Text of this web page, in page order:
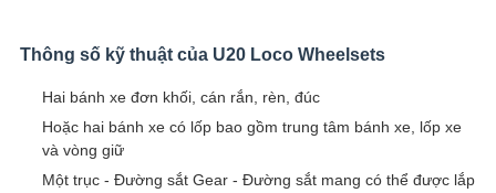
Thông số kỹ thuật của U20 Loco Wheelsets
Hai bánh xe đơn khối, cán rắn, rèn, đúc
Hoặc hai bánh xe có lốp bao gồm trung tâm bánh xe, lốp xe
và vòng giữ
Một trục - Đường sắt Gear - Đường sắt mang có thể được lắp